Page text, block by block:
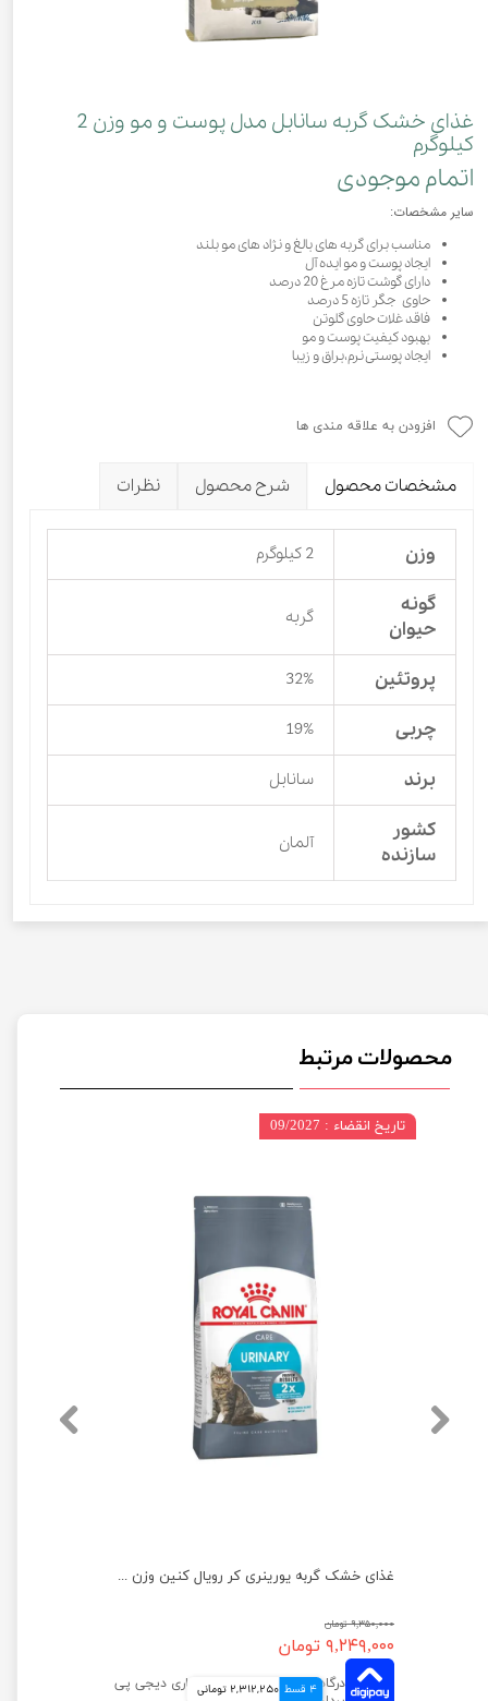
غذای خشک گربه سانابل مدل پوست و مو وزن 2
کیلوگرم
اتمام موجودی
سایر مشخصات:
مناسب برای گربه های بالغ و نژاد های مو بلند
ايجاد پوست و مو ايده آل
دارای گوشت تازه مرغ 20 درصد
حاوی جگر تازه 5 درصد
فاقد غلات حاوی گلوتن
بهبود کیفیت پوست و مو
ایجاد پوستی نرم،براق و زیبا
افزودن به علاقه مندی ها
مشخصات محصول شرح محصول نظرات
وزن 2 کیلوگرم
گونه
حیوان
گربه
پروتئین 32%
چربی 19%
برند سانابل
کشور
سازنده
آلمان
محصولات مرتبط
غذای خشک گربه یورینری کر رویال کنین وزن 2 کیلوگرم
۹,۳۵۰,۰۰۰ تومان
۹,۲۴۹,۰۰۰ تومان
4 قسط 2,312,250 تومانی
تاریخ انقضاء : 09/2027